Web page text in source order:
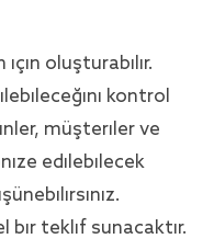
için oluşturabilir.
kontrol
müşteriler ve
edilebilecek
bir teklif sunacaktır.